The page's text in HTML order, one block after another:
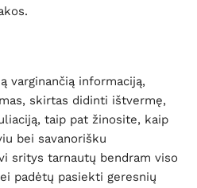
varginančią informaciją,
skirtas didinti ištvermę,
taip pat žinosite, kaip
bei savanorišku
sritys tarnautų bendram viso
padėtų pasiekti geresnių